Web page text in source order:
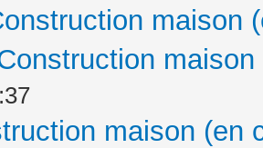
maison
maison (en